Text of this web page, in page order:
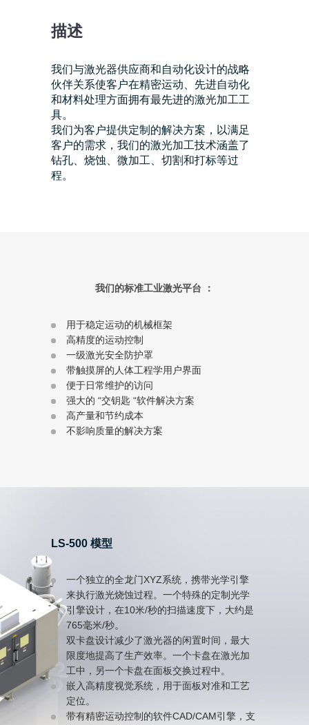
描述
我们与激光器供应商和自动化设计的战略
伙伴关系使客户在精密运动、先进自动化
和材料处理方面拥有最先进的激光加工工
具。
我们为客户提供定制的解决方案，以满足
客户的需求，我们的激光加工技术涵盖了
钻孔、烧蚀、微加工、切割和打标等过
程。
我们的标准工业激光平台 ：
用于稳定运动的机械框架
高精度的运动控制
一级激光安全防护罩
带触摸屏的人体工程学用户界面
便于日常维护的访问
强大的 “交钥匙 “软件解决方案
高产量和节约成本
不影响质量的解决方案
LS-500 模型
一个独立的全龙门XYZ系统，携带光学引擎
来执行激光烧蚀过程。一个特殊的定制光学
引擎设计，在10米/秒的扫描速度下，大约是
765毫米/秒。
双卡盘设计减少了激光器的闲置时间，最大
限度地提高了生产效率。一个卡盘在激光加
工中，另一个卡盘在面板交换过程中。
嵌入高精度视觉系统，用于面板对准和工艺
定位。
带有精密运动控制的软件CAD/CAM引擎，支